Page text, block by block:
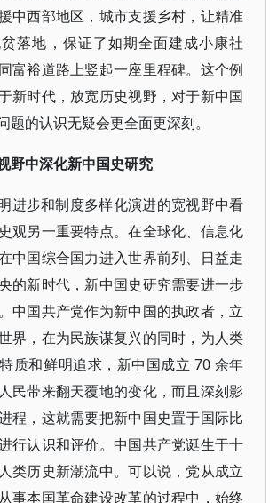
中西部地区，城市支援乡村，让精准
落地，保证了如期全面建成小康社
富裕道路上竖起一座里程碑。这个例
新时代，放宽历史视野，对于新中国
题的认识无疑会更全面更深刻。
野中深化新中国史研究
进步和制度多样化演进的宽视野中看
观另一重要特点。在全球化、信息化
中国综合国力进入世界前列、日益走
的新时代，新中国史研究需要进一步
中国共产党作为新中国的执政者，立
界，在为民族谋复兴的同时，为人类
质和鲜明追求，新中国成立 70 余年
民带来翻天覆地的变化，而且深刻影
程，这就需要把新中国史置于国际比
行认识和评价。中国共产党诞生于十
类历史新潮流中。可以说，党从成立
事本国革命建设改革的过程中，始终